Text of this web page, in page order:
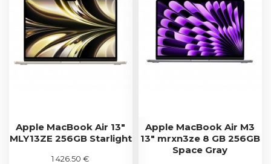
Apple MacBook Air 13"
MLY13ZE 256GB Starlight
1 426.50 €
Apple MacBook Air M3
13" mrxn3ze 8 GB 256GB
Space Gray